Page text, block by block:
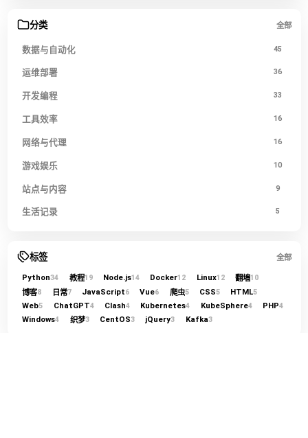
分类 全部
数据与自动化 45
运维部署 36
开发编程 33
工具效率 16
网络与代理 16
游戏娱乐 10
站点与内容 9
生活记录 5
标签 全部
Python34 教程19 Node.js14 Docker12 Linux12 翻墙10
博客8 日常7 JavaScript6 Vue6 爬虫5 CSS5 HTML5
Web5 ChatGPT4 Clash4 Kubernetes4 KubeSphere4 PHP4
Windows4 织梦3 CentOS3 jQuery3 Kafka3